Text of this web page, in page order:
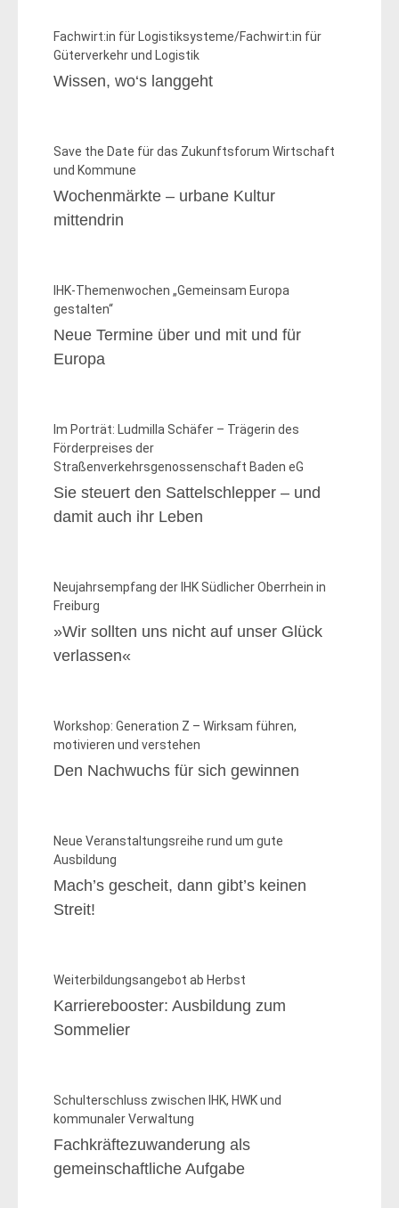
Fachwirt:in für Logistiksysteme/Fachwirt:in für
Güterverkehr und Logistik
Wissen, wo‘s langgeht
Save the Date für das Zukunftsforum Wirtschaft
und Kommune
Wochenmärkte – urbane Kultur
mittendrin
IHK-Themenwochen „Gemeinsam Europa
gestalten“
Neue Termine über und mit und für
Europa
Im Porträt: Ludmilla Schäfer – Trägerin des
Förderpreises der
Straßenverkehrsgenossenschaft Baden eG
Sie steuert den Sattelschlepper – und
damit auch ihr Leben
Neujahrsempfang der IHK Südlicher Oberrhein in
Freiburg
»Wir sollten uns nicht auf unser Glück
verlassen«
Workshop: Generation Z – Wirksam führen,
motivieren und verstehen
Den Nachwuchs für sich gewinnen
Neue Veranstaltungsreihe rund um gute
Ausbildung
Mach’s gescheit, dann gibt’s keinen
Streit!
Weiterbildungsangebot ab Herbst
Karrierebooster: Ausbildung zum
Sommelier
Schulterschluss zwischen IHK, HWK und
kommunaler Verwaltung
Fachkräftezuwanderung als
gemeinschaftliche Aufgabe